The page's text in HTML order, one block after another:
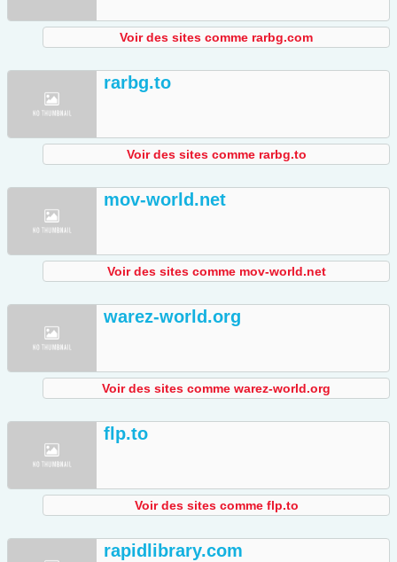
Voir des sites comme rarbg.com
rarbg.to
Voir des sites comme rarbg.to
mov-world.net
Voir des sites comme mov-world.net
warez-world.org
Voir des sites comme warez-world.org
flp.to
Voir des sites comme flp.to
rapidlibrary.com